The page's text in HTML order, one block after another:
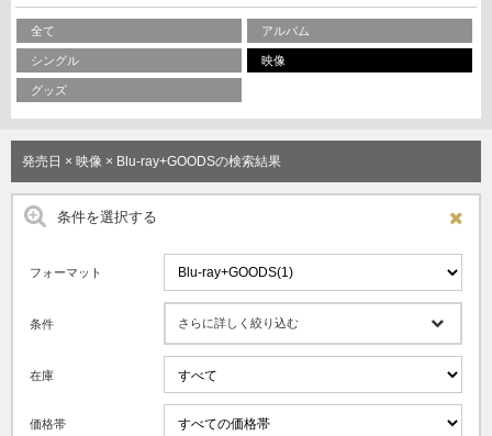
全て アルバム
シングル 映像
グッズ
発売日 × 映像 × Blu-ray+GOODSの検索結果
条件を選択する
フォーマット
条件 さらに詳しく絞り込む
在庫
価格帯